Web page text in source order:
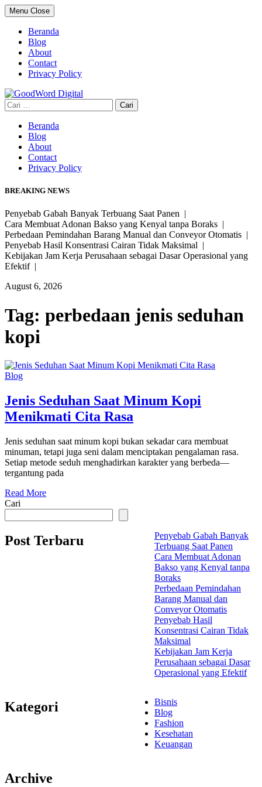
Skip
to
content
Menu Close
Beranda
Blog
About
Contact
Privacy Policy
Cari
untuk:
Beranda
Blog
About
Contact
Privacy Policy
BREAKING NEWS
Penyebab Gabah Banyak Terbuang Saat Panen |
Cara Membuat Adonan Bakso yang Kenyal tanpa Boraks |
Perbedaan Pemindahan Barang Manual dan Conveyor Otomatis |
Penyebab Hasil Konsentrasi Cairan Tidak Maksimal |
Kebijakan Jam Kerja Perusahaan sebagai Dasar Operasional yang
Efektif |
August 6, 2026
Tag: perbedaan jenis seduhan
kopi
Blog
Jenis Seduhan Saat Minum Kopi
Menikmati Cita Rasa
Jenis seduhan saat minum kopi bukan sekadar cara membuat
minuman, tetapi juga seni dalam menciptakan pengalaman rasa.
Setiap metode seduh menghadirkan karakter yang berbeda—
tergantung pada
Read More
Cari
Post Terbaru
Penyebab Gabah Banyak
Terbuang Saat Panen
Cara Membuat Adonan
Bakso yang Kenyal tanpa
Boraks
Perbedaan Pemindahan
Barang Manual dan
Conveyor Otomatis
Penyebab Hasil
Konsentrasi Cairan Tidak
Maksimal
Kebijakan Jam Kerja
Perusahaan sebagai Dasar
Operasional yang Efektif
Kategori
Bisnis
Blog
Fashion
Kesehatan
Keuangan
Archive